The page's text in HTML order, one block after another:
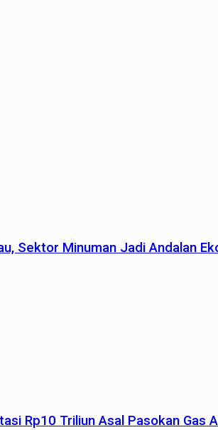
Sektor Minuman Jadi Andalan
Rp10 Triliun Asal Pasokan Gas